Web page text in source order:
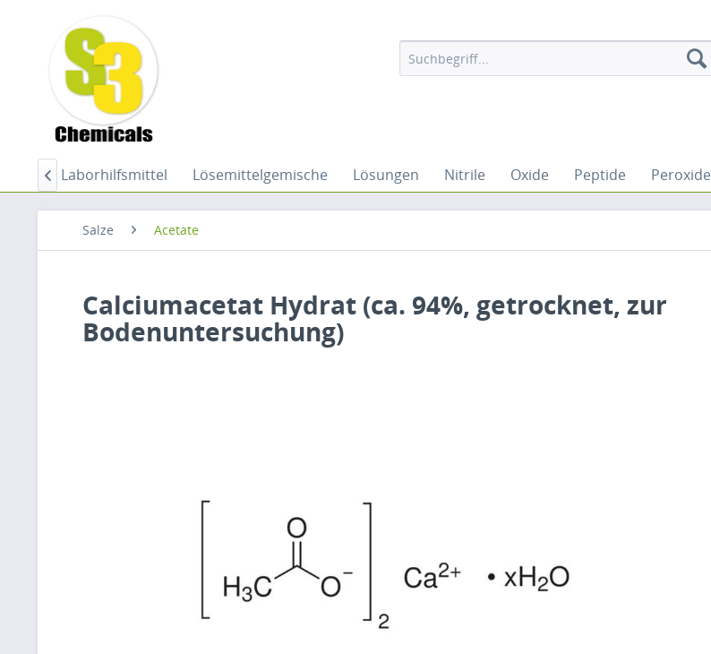
Laborhilfsmittel Lösemittelgemische Lösungen Nitrile Oxide Peptide Peroxide

Salze Acetate
Calciumacetat Hydrat (ca. 94%, getrocknet, zur
Bodenuntersuchung)